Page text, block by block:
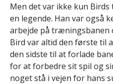
Men det var ikke kun
en legende. Han var også
arbejde på træningsbanen
Bird var altid den første til
den sidste til at forlade
for at forbedre sit spil og
noget stå i vejen for hans